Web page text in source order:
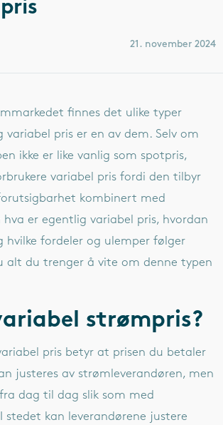
21. november 2024
finnes det ulike typer
variabel pris er en av dem. Selv om
ikke er like vanlig som spotpris,
variabel pris fordi den tilbyr
kombinert med
er egentlig variabel pris, hvordan
hvilke fordeler og ulemper følger
alt du trenger å vite om denne typen
strømpris?
pris betyr at prisen du betaler
justeres av strømleverandøren, men
dag til dag slik som med
stedet kan leverandørene justere